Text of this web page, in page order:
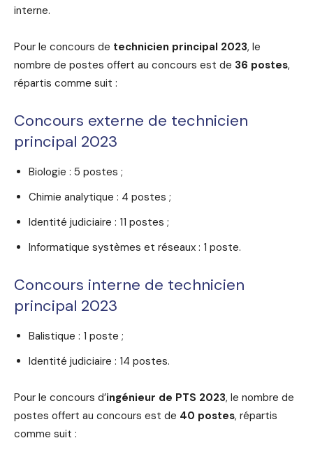
interne.
Pour le concours de technicien principal 2023, le
nombre de postes offert au concours est de 36 postes,
répartis comme suit :
Concours externe de technicien
principal 2023
Biologie : 5 postes ;
Chimie analytique : 4 postes ;
Identité judiciaire : 11 postes ;
Informatique systèmes et réseaux : 1 poste.
Concours interne de technicien
principal 2023
Balistique : 1 poste ;
Identité judiciaire : 14 postes.
Pour le concours d’ingénieur de PTS 2023, le nombre de
postes offert au concours est de 40 postes, répartis
comme suit :